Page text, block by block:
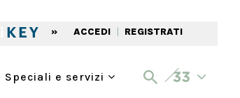
» ACCEDI | REGISTRATI
Speciali e servizi